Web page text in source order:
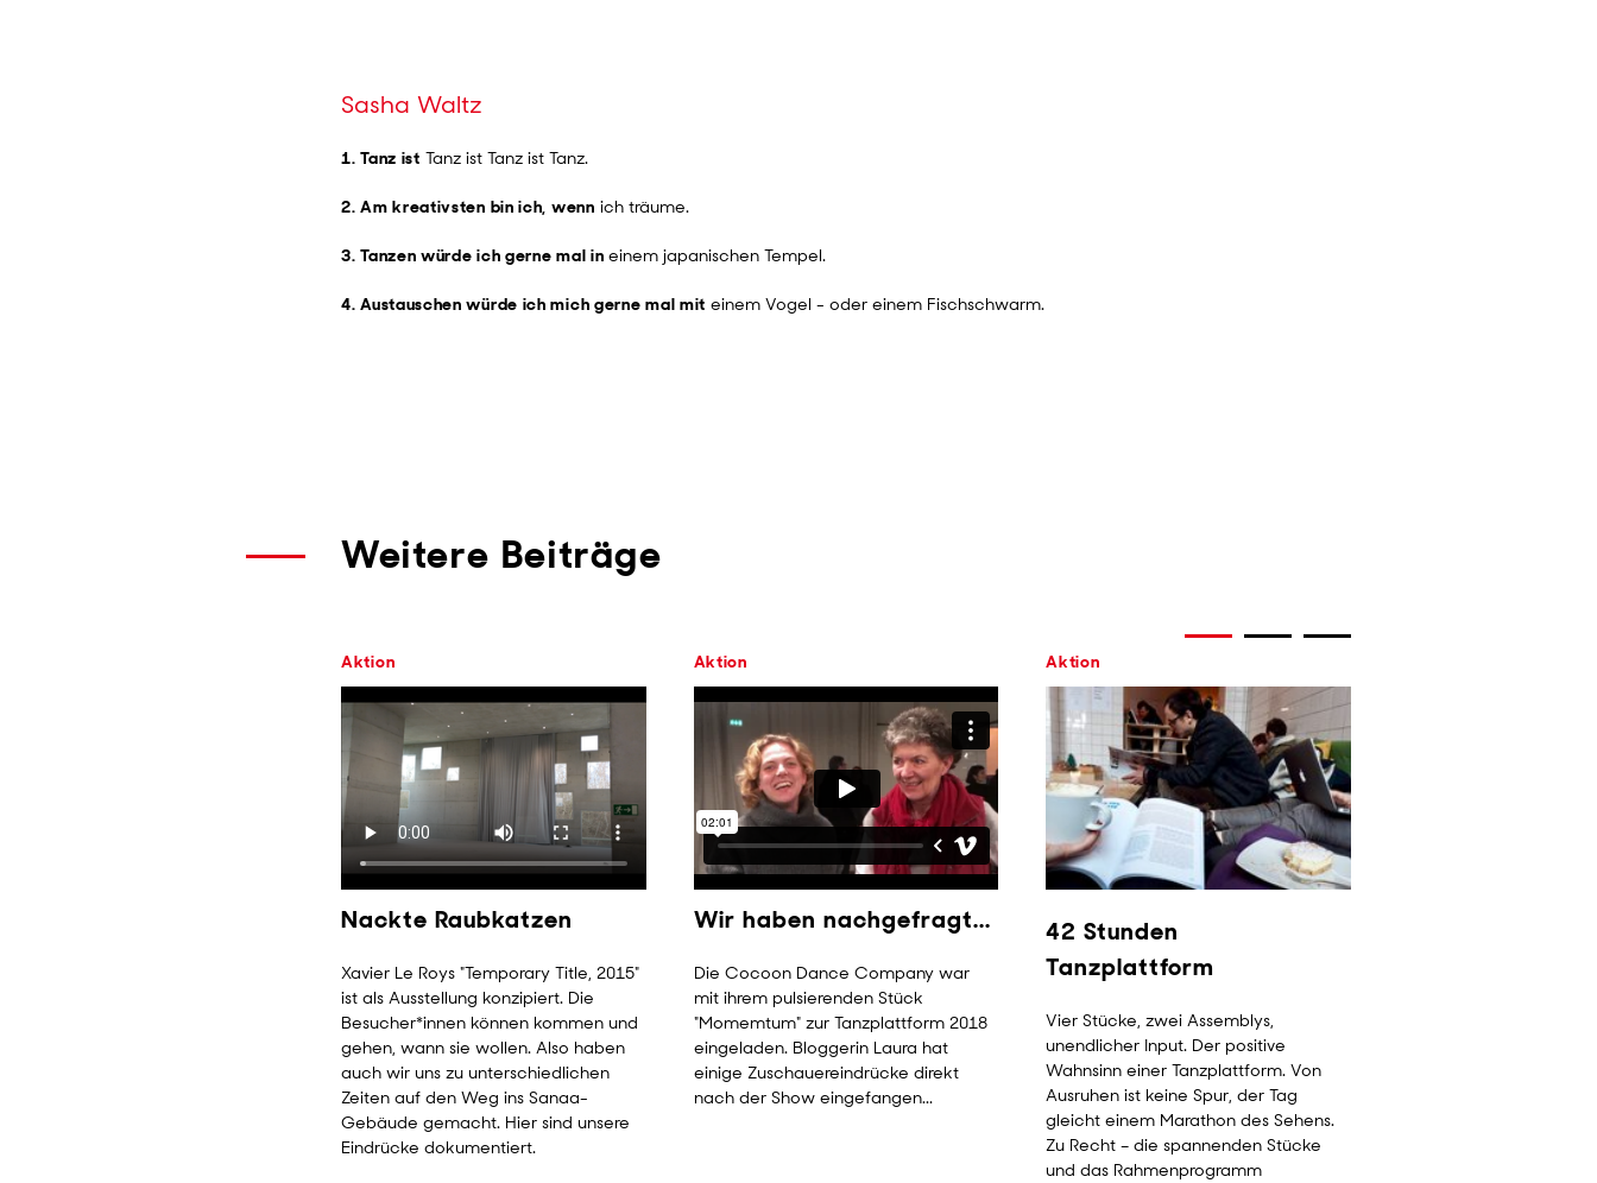
Sasha Waltz
1. Tanz ist Tanz ist Tanz ist Tanz.
2. Am kreativsten bin ich, wenn ich träume.
3. Tanzen würde ich gerne mal in einem japanischen Tempel.
4. Austauschen würde ich mich gerne mal mit einem Vogel - oder einem Fischschwarm.
Weitere Beiträge
Aktion
Nackte Raubkatzen
Xavier Le Roys "Temporary Title, 2015"
ist als Ausstellung konzipiert. Die
Besucher*innen können kommen und
gehen, wann sie wollen. Also haben
auch wir uns zu unterschiedlichen
Zeiten auf den Weg ins Sanaa-
Gebäude gemacht. Hier sind unsere
Eindrücke dokumentiert.
Aktion
Wir haben nachgefragt...
Die Cocoon Dance Company war
mit ihrem pulsierenden Stück
"Momemtum" zur Tanzplattform 2018
eingeladen. Bloggerin Laura hat
einige Zuschauereindrücke direkt
nach der Show eingefangen...
Aktion
42 Stunden
Tanzplattform
Vier Stücke, zwei Assemblys,
unendlicher Input. Der positive
Wahnsinn einer Tanzplattform. Von
Ausruhen ist keine Spur, der Tag
gleicht einem Marathon des Sehens.
Zu Recht – die spannenden Stücke
und das Rahmenprogramm